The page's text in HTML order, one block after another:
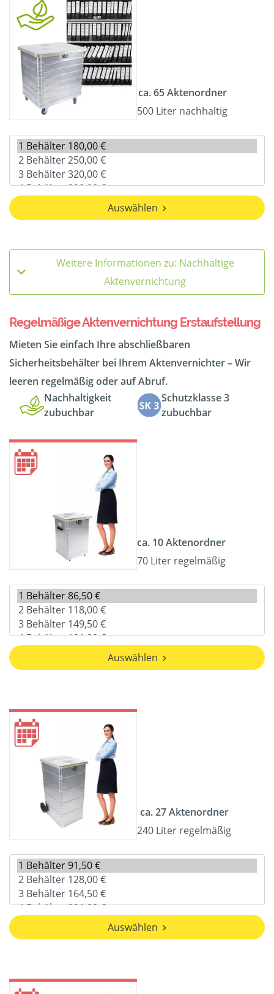
ca. 65 Aktenordner
500 Liter nachhaltig
Auswählen
Weitere Informationen zu: Nachhaltige
Aktenvernichtung
Regelmäßige Aktenvernichtung Erstaufstellung
Mieten Sie einfach Ihre abschließbaren
Sicherheitsbehälter bei Ihrem Aktenvernichter – Wir
leeren regelmäßig oder auf Abruf.
Nachhaltigkeit
zubuchbar
Schutzklasse 3
zubuchbar
ca. 10 Aktenordner
70 Liter regelmäßig
Auswählen
ca. 27 Aktenordner
240 Liter regelmäßig
Auswählen